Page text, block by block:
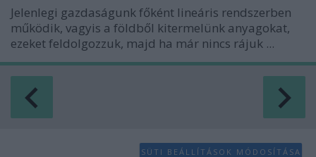
Jelenlegi gazdaságunk főként lineáris rendszerben
működik, vagyis a földből kitermelünk anyagokat,
ezeket feldolgozzuk, majd ha már nincs rájuk ...
SÜTI BEÁLLÍTÁSOK MÓDOSÍTÁSA